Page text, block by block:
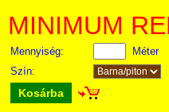
MINIMUM
Mennyiség:
Méter
Szín:
Kosárba